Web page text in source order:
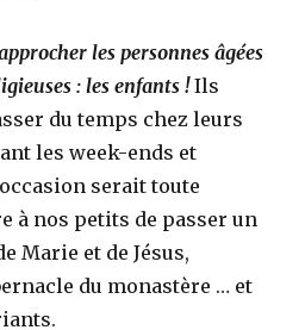
les personnes âgées
: les enfants !Ils
du temps chez leurs
les week-ends et
serait toute
à nos petits de passer un
Marie et de Jésus,
du monastère … et